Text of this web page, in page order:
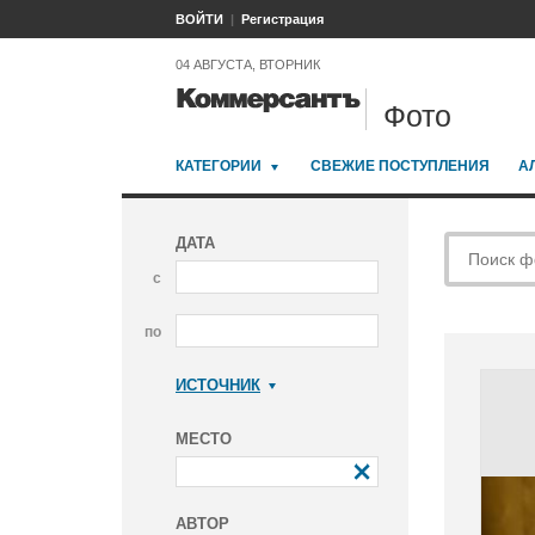
ВОЙТИ Регистрация
04 АВГУСТА, ВТОРНИК
Фото
КАТЕГОРИИ СВЕЖИЕ ПОСТУПЛЕНИЯ
ДАТА
с
по
ИСТОЧНИК
МЕСТО
АВТОР